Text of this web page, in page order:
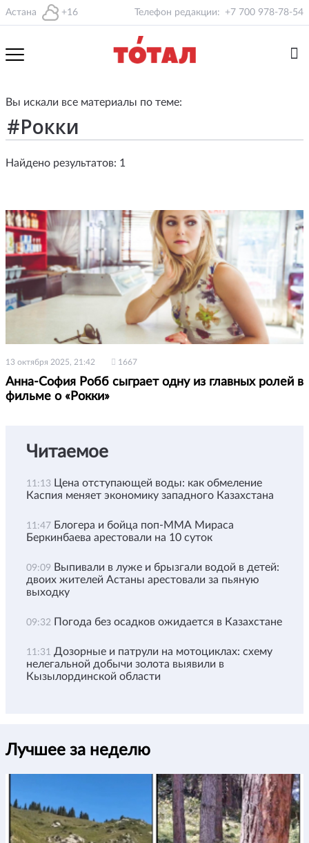
Астана +16 Телефон редакции: +7 700 978-78-54
Вы искали все материалы по теме:
Найдено результатов: 1
13 октября 2025, 21:42 1667
Анна-София Робб сыграет одну из главных ролей в
фильме о «Рокки»
Читаемое
11:13 Цена отступающей воды: как обмеление
Каспия меняет экономику западного Казахстана
11:47 Блогера и бойца поп-ММА Мираса
Беркинбаева арестовали на 10 суток
09:09 Выпивали в луже и брызгали водой в детей:
двоих жителей Астаны арестовали за пьяную
выходку
09:32 Погода без осадков ожидается в Казахстане
11:31 Дозорные и патрули на мотоциклах: схему
нелегальной добычи золота выявили в
Кызылординской области
Лучшее за неделю